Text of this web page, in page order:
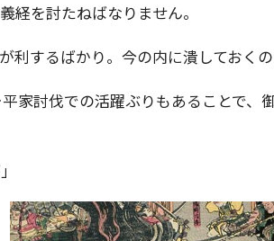
経を討たねばなりません。
利するばかり。今の内に潰しておく
討伐での活躍ぶりもあることで、